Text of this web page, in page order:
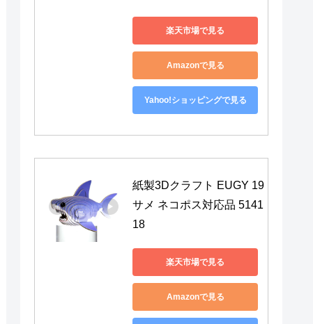
楽天市場で見る
Amazonで見る
Yahoo!ショッピングで見る
紙製3Dクラフト EUGY 19
サメ ネコポス対応品 5141
18
楽天市場で見る
Amazonで見る